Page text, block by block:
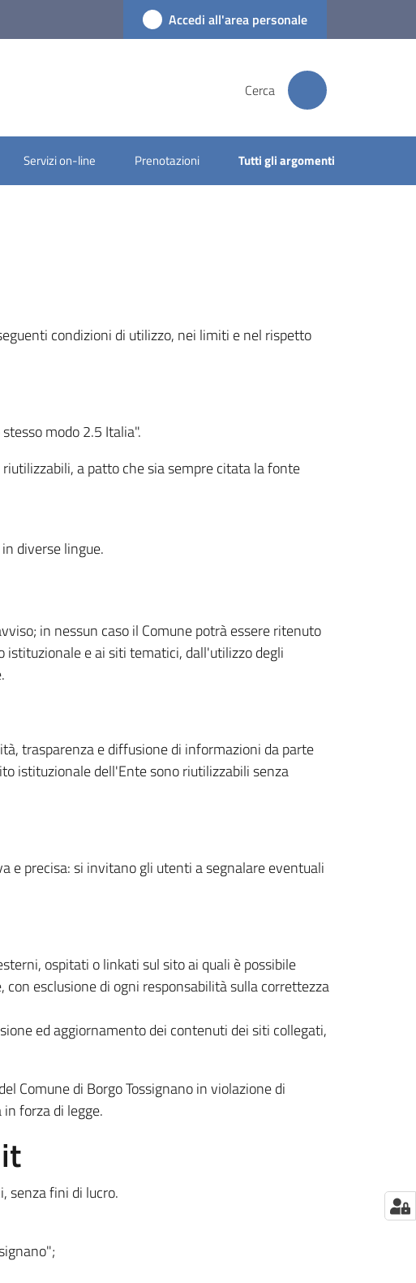
Accedi all'area personale
Cerca
Servizi on-line Prenotazioni Tutti gli argomenti
condizioni di utilizzo, nei limiti e nel rispetto
modo 2.5 Italia".
a patto che sia sempre citata la fonte
diverse lingue.
in nessun caso il Comune potrà essere ritenuto
e ai siti tematici, dall'utilizzo degli
trasparenza e diffusione di informazioni da parte
istituzionale dell'Ente sono riutilizzabili senza
e precisa: si invitano gli utenti a segnalare eventuali
ospitati o linkati sul sito ai quali è possibile
esclusione di ogni responsabilità sulla correttezza
ed aggiornamento dei contenuti dei siti collegati,
Comune di Borgo Tossignano in violazione di
forza di legge.
senza fini di lucro.